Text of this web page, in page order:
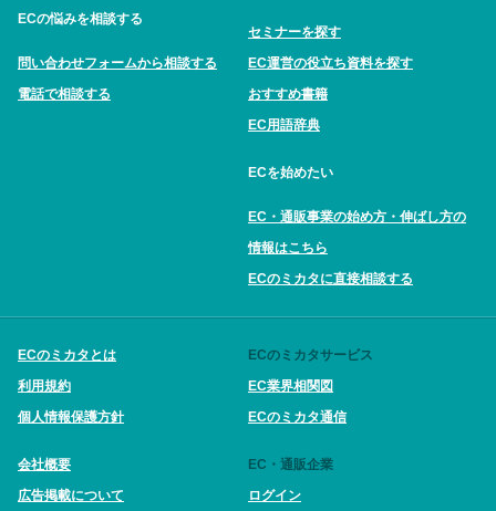
ECの悩みを相談する
問い合わせフォームから相談する
電話で相談する
セミナーを探す
EC運営の役立ち資料を探す
おすすめ書籍
EC用語辞典
ECを始めたい
EC・通販事業の始め方・伸ばし方の
情報はこちら
ECのミカタに直接相談する
ECのミカタとは
利用規約
個人情報保護方針
会社概要
広告掲載について
ECのミカタサービス
EC業界相関図
ECのミカタ通信
EC・通販企業
ログイン